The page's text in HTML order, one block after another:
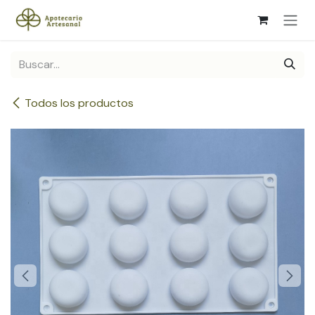
Ir al contenido
Todos los productos